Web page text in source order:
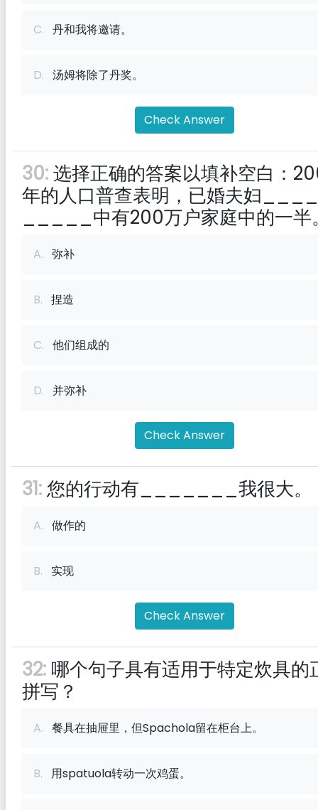
C. 丹和我将邀请。
D. 汤姆将除了丹奖。
Check Answer
30:选择正确的答案以填补空白：
年的人口普查表明，已婚夫妇
_____中有200万户家庭中的一半
A. 弥补
B. 捏造
C. 他们组成的
D. 并弥补
Check Answer
31:您的行动有_______我很大。
A. 做作的
B. 实现
Check Answer
32: 哪个句子具有适用于特定炊具的
拼写？
A. 餐具在抽屉里，但Spachola留在柜台上。
B. 用spatuola转动一次鸡蛋。